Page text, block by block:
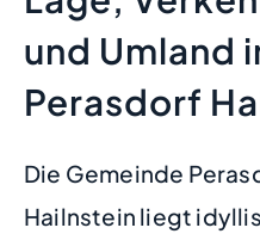
und Umland
Perasdorf
Die Gemeinde
Hailnstein liegt